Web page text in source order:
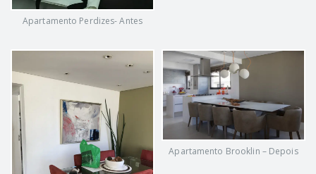
Apartamento Perdizes- Antes
Apartamento Brooklin – Depois